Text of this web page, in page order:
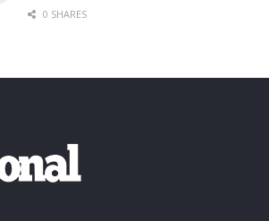
0 SHARES